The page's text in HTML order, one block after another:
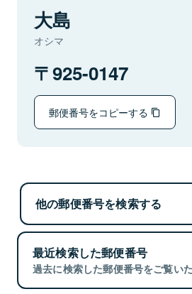
大島
オシマ
925-0147
郵便番号をコピーする
他の郵便番号を検索する
最近検索した郵便番号
過去に検索した郵便番号をご覧いた